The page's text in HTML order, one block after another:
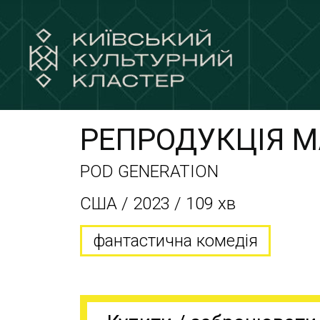
РЕПРОДУКЦІЯ
POD GENERATION
CША / 2023 / 109 хв
фантастична комедія